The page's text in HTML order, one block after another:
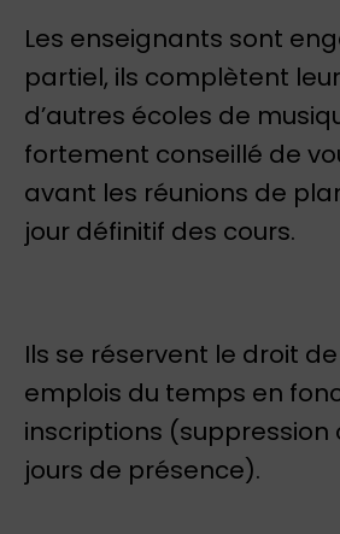
Les enseignants sont
partiel, ils complètent
d’autres écoles de
fortement conseillé de
avant les réunions de
jour définitif des cours.
Ils se réservent le droit
emplois du temps en
inscriptions (suppression
jours de présence).